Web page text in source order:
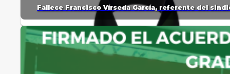
Fallece Francisco Vírseda García, referente del